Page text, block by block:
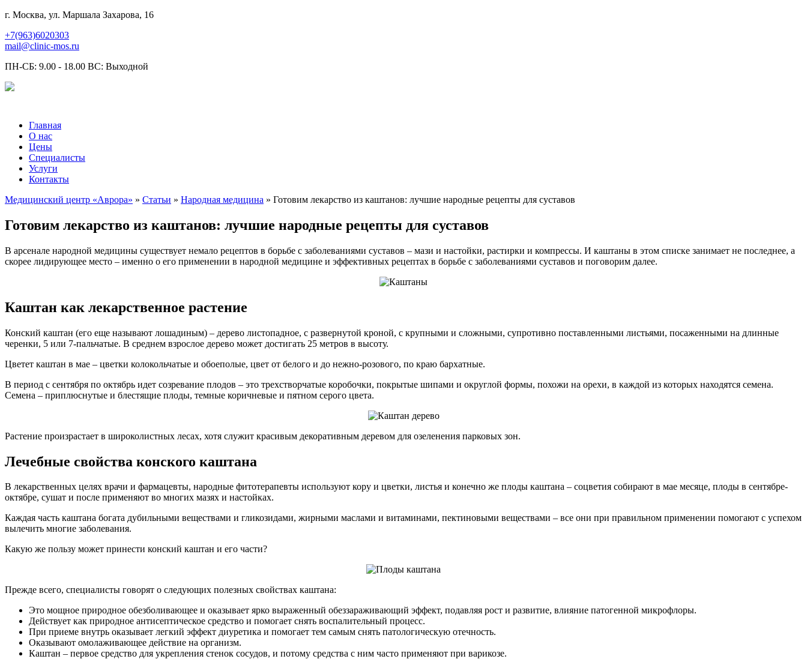
г. Москва, ул. Маршала Захарова, 16
+7(963)6020303
mail@clinic-mos.ru
ПН-СБ: 9.00 - 18.00 ВС: Выходной
Главная
О нас
Цены
Специалисты
Услуги
Контакты
Медицинский центр «Аврора» » Статьи » Народная медицина » Готовим лекарство из каштанов: лучшие народные рецепты для суставов
Готовим лекарство из каштанов: лучшие народные рецепты для суставов
В арсенале народной медицины существует немало рецептов в борьбе с заболеваниями суставов – мази и настойки, растирки и компрессы. И каштаны в этом списке занимает не последнее, а
скорее лидирующее место – именно о его применении в народной медицине и эффективных рецептах в борьбе с заболеваниями суставов и поговорим далее.
Каштан как лекарственное растение
Конский каштан (его еще называют лошадиным) – дерево листопадное, с развернутой кроной, с крупными и сложными, супротивно поставленными листьями, посаженными на длинные
черенки, 5 или 7-пальчатые. В среднем взрослое дерево может достигать 25 метров в высоту.
Цветет каштан в мае – цветки колокольчатые и обоеполые, цвет от белого и до нежно-розового, по краю бархатные.
В период с сентября по октябрь идет созревание плодов – это трехстворчатые коробочки, покрытые шипами и округлой формы, похожи на орехи, в каждой из которых находятся семена.
Семена – приплюснутые и блестящие плоды, темные коричневые и пятном серого цвета.
Растение произрастает в широколистных лесах, хотя служит красивым декоративным деревом для озеленения парковых зон.
Лечебные свойства конского каштана
В лекарственных целях врачи и фармацевты, народные фитотерапевты используют кору и цветки, листья и конечно же плоды каштана – соцветия собирают в мае месяце, плоды в сентябре-
октябре, сушат и после применяют во многих мазях и настойках.
Каждая часть каштана богата дубильными веществами и гликозидами, жирными маслами и витаминами, пектиновыми веществами – все они при правильном применении помогают с успехом
вылечить многие заболевания.
Какую же пользу может принести конский каштан и его части?
Прежде всего, специалисты говорят о следующих полезных свойствах каштана:
Это мощное природное обезболивающее и оказывает ярко выраженный обеззараживающий эффект, подавляя рост и развитие, влияние патогенной микрофлоры.
Действует как природное антисептическое средство и помогает снять воспалительный процесс.
При приеме внутрь оказывает легкий эффект диуретика и помогает тем самым снять патологическую отечность.
Оказывают омолаживающее действие на организм.
Каштан – первое средство для укрепления стенок сосудов, и потому средства с ним часто применяют при варикозе.